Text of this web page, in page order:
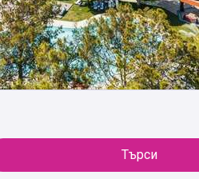
Търси